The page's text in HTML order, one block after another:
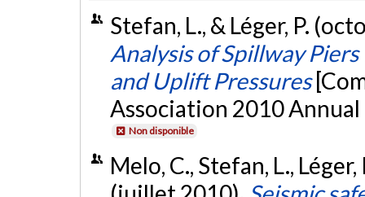
Stefan, L., & Léger, P.
Analysis of Spillway
and Uplift Pressures
Association 2010 Annual
Non disponible
Melo, C., Stefan, L.,